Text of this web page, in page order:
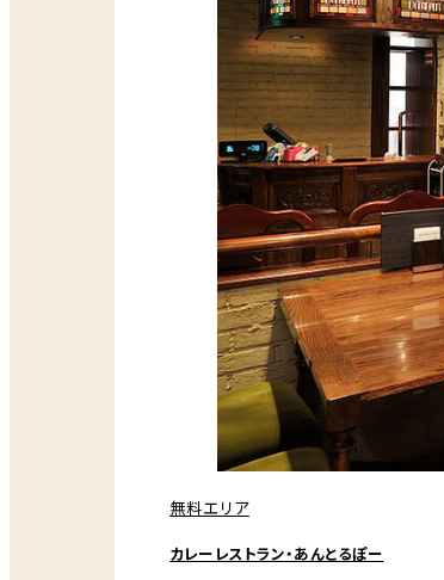
無料エリア
カレーレストラン・あんとるぽー